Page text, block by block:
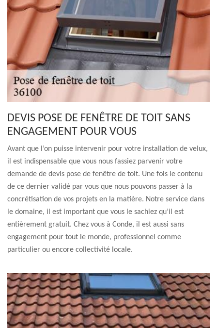
DEVIS POSE DE FENÊTRE DE TOIT SANS
ENGAGEMENT POUR VOUS
Avant que l’on puisse intervenir pour votre installation de velux,
il est indispensable que vous nous fassiez parvenir votre
demande de devis pose de fenêtre de toit. Une fois le contenu
de ce dernier validé par vous que nous pouvons passer à la
concrétisation de vos projets en la matière. Notre service dans
le domaine, il est important que vous le sachiez qu’il est
entièrement gratuit. Chez vous à Conde, il est aussi sans
engagement pour tout le monde, professionnel comme
particulier ou encore collectivité locale.